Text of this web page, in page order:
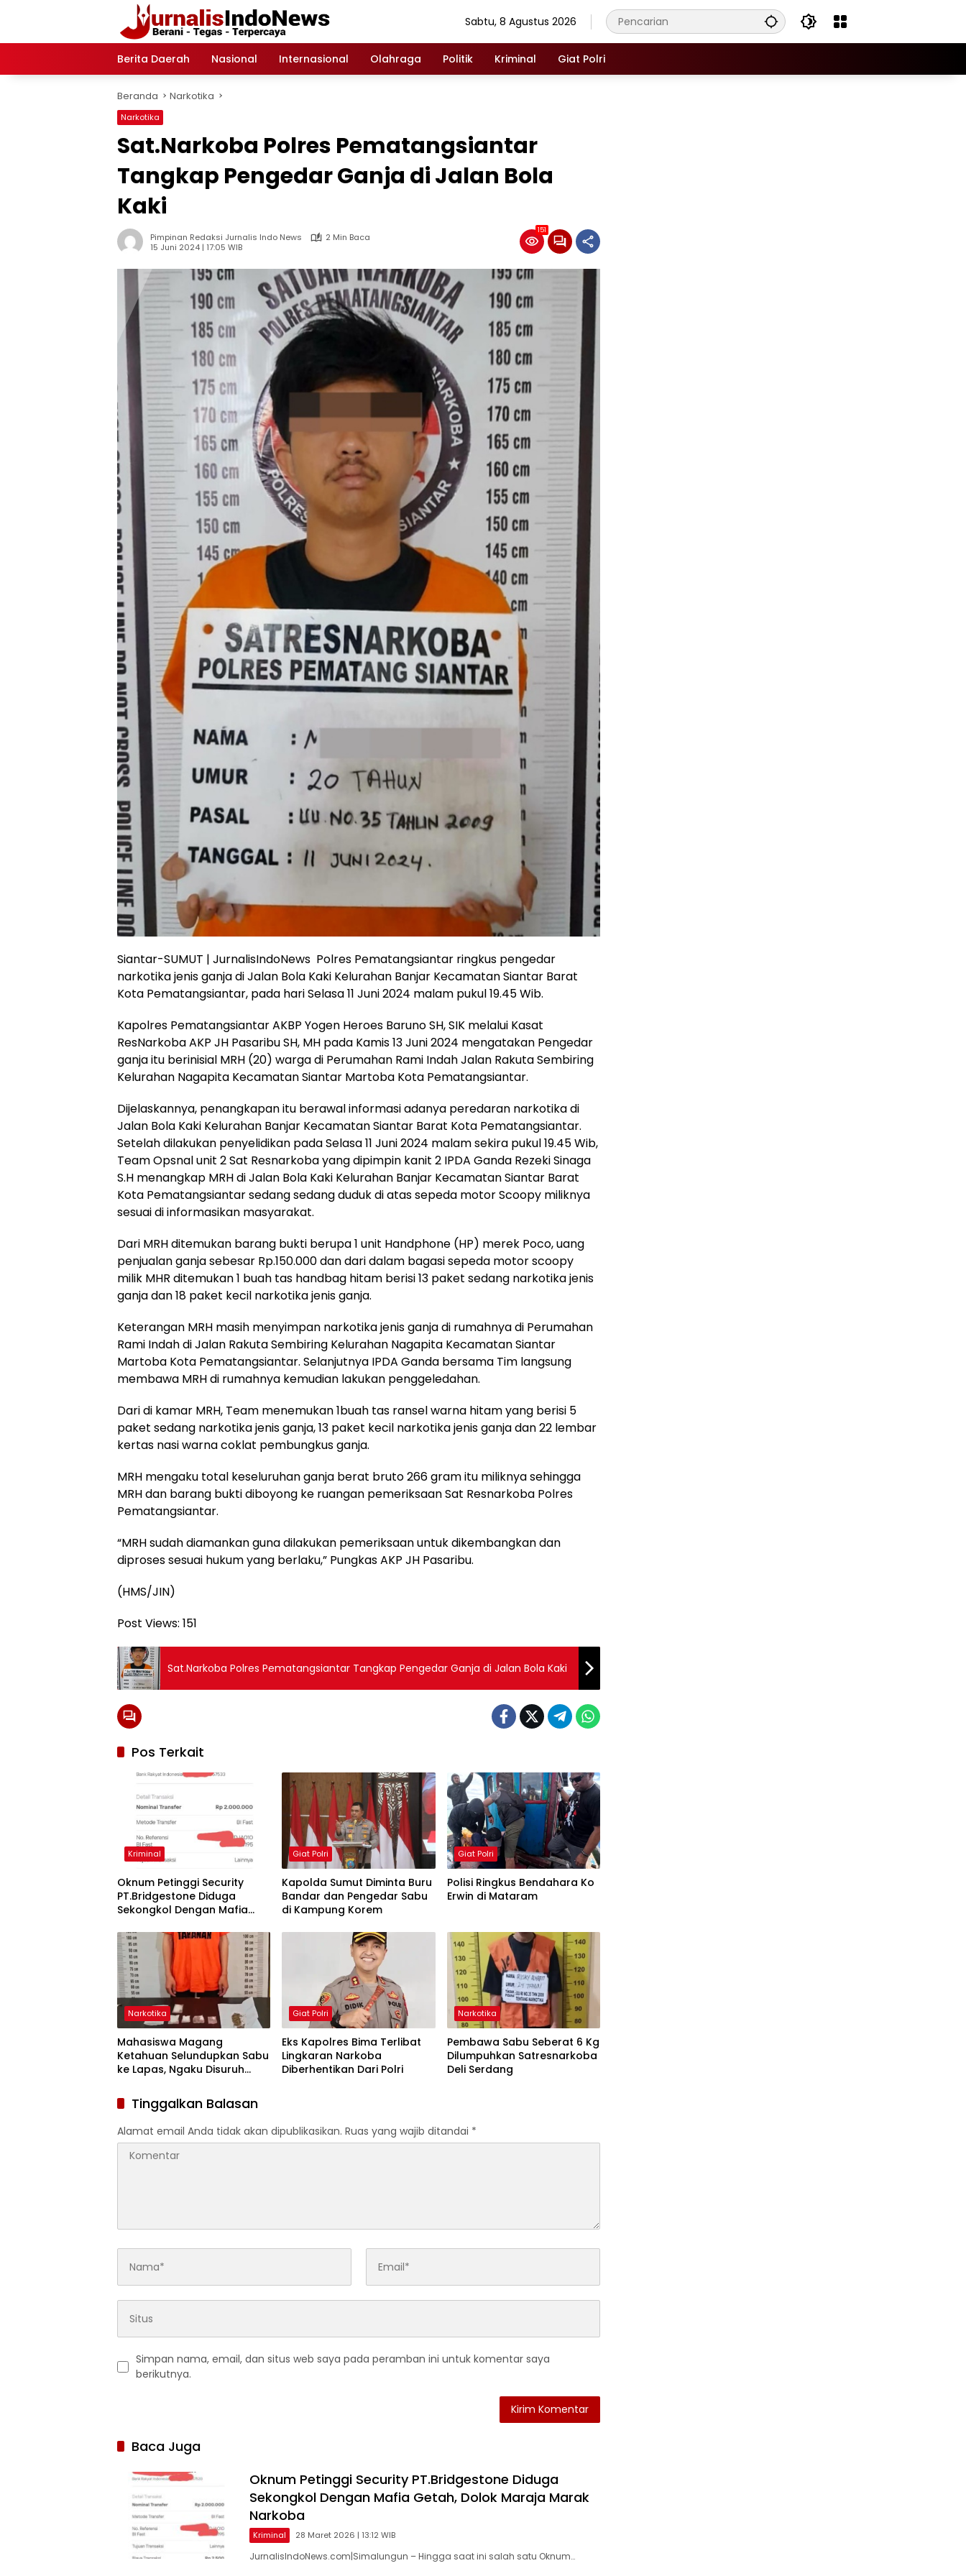
Sabtu, 8 Agustus 2026
Berita Daerah Nasional Internasional Olahraga Politik Kriminal Giat Polri
Beranda Narkotika
Narkotika
Sat.Narkoba Polres Pematangsiantar
Tangkap Pengedar Ganja di Jalan Bola
Kaki
Pimpinan Redaksi Jurnalis Indo News
2 Min Baca
15 Juni 2024 | 17:05 WIB
151
Siantar-SUMUT | JurnalisIndoNews Polres Pematangsiantar ringkus pengedar
narkotika jenis ganja di Jalan Bola Kaki Kelurahan Banjar Kecamatan Siantar Barat
Kota Pematangsiantar, pada hari Selasa 11 Juni 2024 malam pukul 19.45 Wib.
Kapolres Pematangsiantar AKBP Yogen Heroes Baruno SH, SIK melalui Kasat
ResNarkoba AKP JH Pasaribu SH, MH pada Kamis 13 Juni 2024 mengatakan Pengedar
ganja itu berinisial MRH (20) warga di Perumahan Rami Indah Jalan Rakuta Sembiring
Kelurahan Nagapita Kecamatan Siantar Martoba Kota Pematangsiantar.
Dijelaskannya, penangkapan itu berawal informasi adanya peredaran narkotika di
Jalan Bola Kaki Kelurahan Banjar Kecamatan Siantar Barat Kota Pematangsiantar.
Setelah dilakukan penyelidikan pada Selasa 11 Juni 2024 malam sekira pukul 19.45 Wib,
Team Opsnal unit 2 Sat Resnarkoba yang dipimpin kanit 2 IPDA Ganda Rezeki Sinaga
S.H menangkap MRH di Jalan Bola Kaki Kelurahan Banjar Kecamatan Siantar Barat
Kota Pematangsiantar sedang sedang duduk di atas sepeda motor Scoopy miliknya
sesuai di informasikan masyarakat.
Dari MRH ditemukan barang bukti berupa 1 unit Handphone (HP) merek Poco, uang
penjualan ganja sebesar Rp.150.000 dan dari dalam bagasi sepeda motor scoopy
milik MHR ditemukan 1 buah tas handbag hitam berisi 13 paket sedang narkotika jenis
ganja dan 18 paket kecil narkotika jenis ganja.
Keterangan MRH masih menyimpan narkotika jenis ganja di rumahnya di Perumahan
Rami Indah di Jalan Rakuta Sembiring Kelurahan Nagapita Kecamatan Siantar
Martoba Kota Pematangsiantar. Selanjutnya IPDA Ganda bersama Tim langsung
membawa MRH di rumahnya kemudian lakukan penggeledahan.
Dari di kamar MRH, Team menemukan 1buah tas ransel warna hitam yang berisi 5
paket sedang narkotika jenis ganja, 13 paket kecil narkotika jenis ganja dan 22 lembar
kertas nasi warna coklat pembungkus ganja.
MRH mengaku total keseluruhan ganja berat bruto 266 gram itu miliknya sehingga
MRH dan barang bukti diboyong ke ruangan pemeriksaan Sat Resnarkoba Polres
Pematangsiantar.
“MRH sudah diamankan guna dilakukan pemeriksaan untuk dikembangkan dan
diproses sesuai hukum yang berlaku,” Pungkas AKP JH Pasaribu.
(HMS/JIN)
Post Views: 151
Sat.Narkoba Polres Pematangsiantar Tangkap Pengedar Ganja di Jalan Bola Kaki
Pos Terkait
Kriminal
Oknum Petinggi Security
PT.Bridgestone Diduga
Sekongkol Dengan Mafia
Narkoba
Giat Polri
Kapolda Sumut Diminta Buru
Bandar dan Pengedar Sabu
di Kampung Korem
Giat Polri
Polisi Ringkus Bendahara Ko
Erwin di Mataram
Narkotika
Mahasiswa Magang
Ketahuan Selundupkan Sabu
ke Lapas, Ngaku Disuruh
Giat Polri
Eks Kapolres Bima Terlibat
Lingkaran Narkoba
Diberhentikan Dari Polri
Narkotika
Pembawa Sabu Seberat 6 Kg
Dilumpuhkan Satresnarkoba
Deli Serdang
Tinggalkan Balasan
Alamat email Anda tidak akan dipublikasikan. Ruas yang wajib ditandai *
Simpan nama, email, dan situs web saya pada peramban ini untuk komentar saya
berikutnya.
Baca Juga
Oknum Petinggi Security PT.Bridgestone Diduga
Sekongkol Dengan Mafia Getah, Dolok Maraja Marak
Narkoba
Kriminal 28 Maret 2026 | 13:12 WIB
JurnalisIndoNews.com|Simalungun – Hingga saat ini salah satu Oknum…